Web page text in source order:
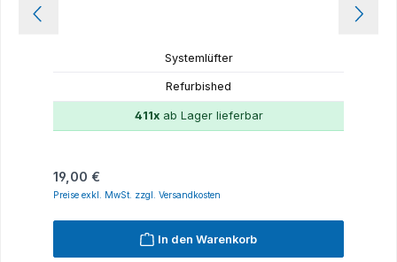
Systemlüfter
Refurbished
411xab Lager lieferbar
Regulärer Preis:
19,00 €
Preise exkl. MwSt. zzgl. Versandkosten
In den Warenkorb